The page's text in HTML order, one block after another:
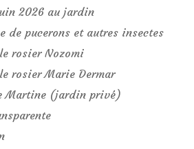
2026 au jardin
de pucerons et autres insectes
rosier Nozomi
rosier Marie Dermar
Martine (jardin privé)